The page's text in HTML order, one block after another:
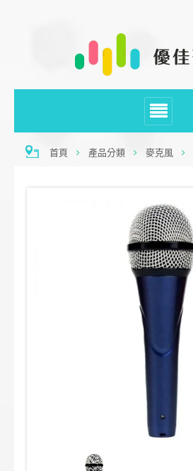
首頁 產品分類 麥克風